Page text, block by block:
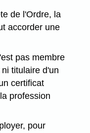
de l'Ordre, la
accorder une
pas membre
titulaire d'un
certificat
profession
pour